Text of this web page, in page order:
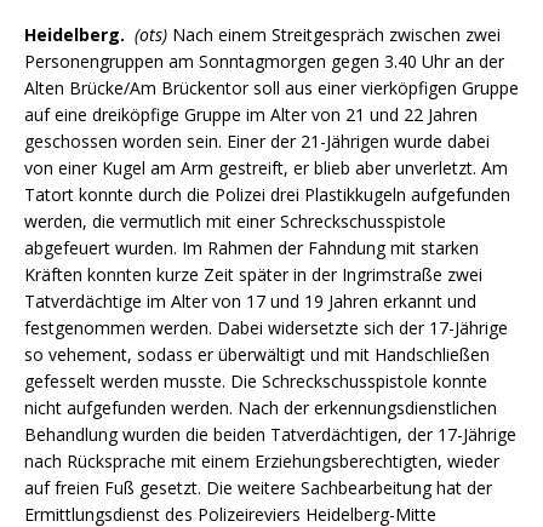
Heidelberg. (ots) Nach einem Streitgespräch zwischen zwei
Personengruppen am Sonntagmorgen gegen 3.40 Uhr an der
Alten Brücke/Am Brückentor soll aus einer vierköpfigen Gruppe
auf eine dreiköpfige Gruppe im Alter von 21 und 22 Jahren
geschossen worden sein. Einer der 21-Jährigen wurde dabei
von einer Kugel am Arm gestreift, er blieb aber unverletzt. Am
Tatort konnte durch die Polizei drei Plastikkugeln aufgefunden
werden, die vermutlich mit einer Schreckschusspistole
abgefeuert wurden. Im Rahmen der Fahndung mit starken
Kräften konnten kurze Zeit später in der Ingrimstraße zwei
Tatverdächtige im Alter von 17 und 19 Jahren erkannt und
festgenommen werden. Dabei widersetzte sich der 17-Jährige
so vehement, sodass er überwältigt und mit Handschließen
gefesselt werden musste. Die Schreckschusspistole konnte
nicht aufgefunden werden. Nach der erkennungsdienstlichen
Behandlung wurden die beiden Tatverdächtigen, der 17-Jährige
nach Rücksprache mit einem Erziehungsberechtigten, wieder
auf freien Fuß gesetzt. Die weitere Sachbearbeitung hat der
Ermittlungsdienst des Polizeireviers Heidelberg-Mitte